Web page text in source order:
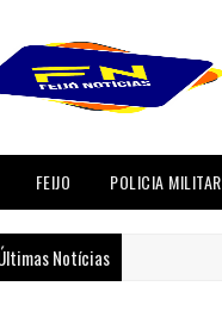
FEIJO POLICIA MILITAR
Notícias